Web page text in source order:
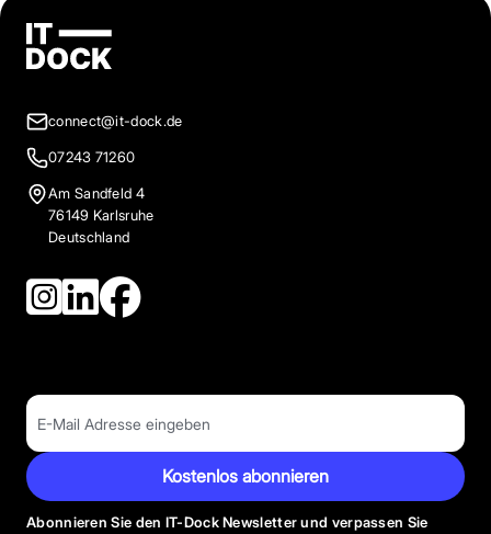
connect@it-dock.de
07243 71260
Am Sandfeld 4
76149 Karlsruhe
Deutschland
Kostenlos abonnieren
Abonnieren Sie den IT-Dock Newsletter und verpassen Sie